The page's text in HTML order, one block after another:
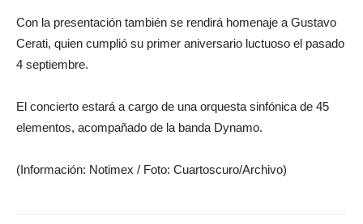
Con la presentación también se rendirá homenaje a Gustavo
Cerati, quien cumplió su primer aniversario luctuoso el pasado
4 septiembre.
El concierto estará a cargo de una orquesta sinfónica de 45
elementos, acompañado de la banda Dynamo.
(Información: Notimex / Foto: Cuartoscuro/Archivo)